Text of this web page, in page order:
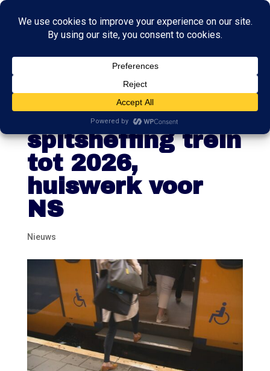
Demissionair
kabinet: geen
spitsheffing trein
tot 2026,
huiswerk voor
NS
Nieuws